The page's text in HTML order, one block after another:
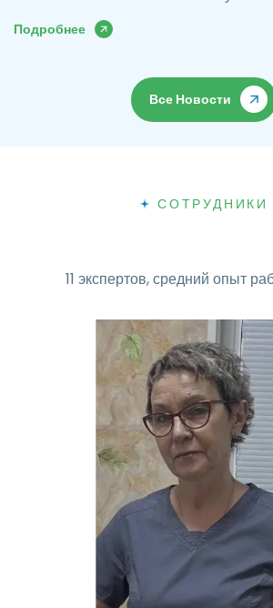
Подробнее
Все Новости
СОТРУДНИКИ
11 экспертов, средний опыт